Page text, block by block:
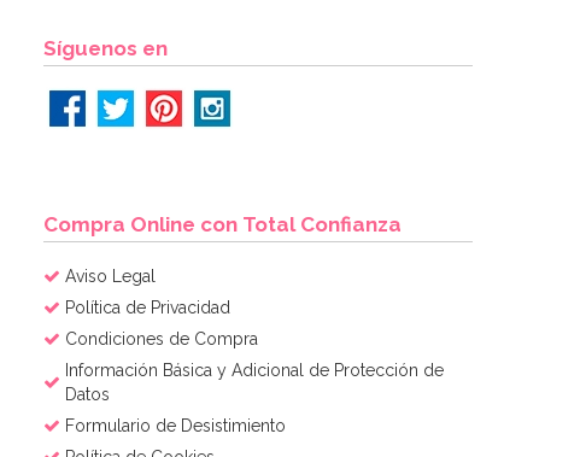
Síguenos en
Compra Online con Total Confianza
Aviso Legal
Política de Privacidad
Condiciones de Compra
Información Básica y Adicional de Protección de
Datos
Formulario de Desistimiento